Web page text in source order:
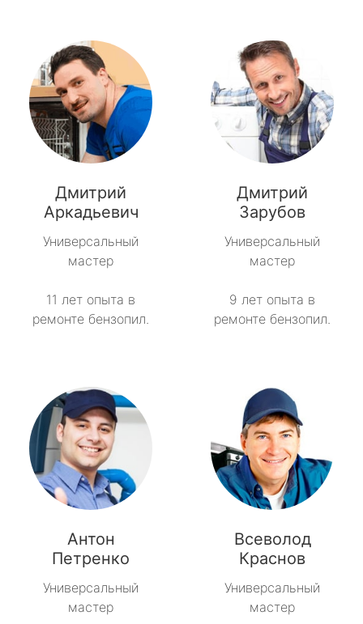
Дмитрий
Аркадьевич
Универсальный
мастер
11 лет опыта в
ремонте бензопил.
Дмитрий
Зарубов
Универсальный
мастер
9 лет опыта в
ремонте бензопил.
Антон
Петренко
Универсальный
мастер
Всеволод
Краснов
Универсальный
мастер